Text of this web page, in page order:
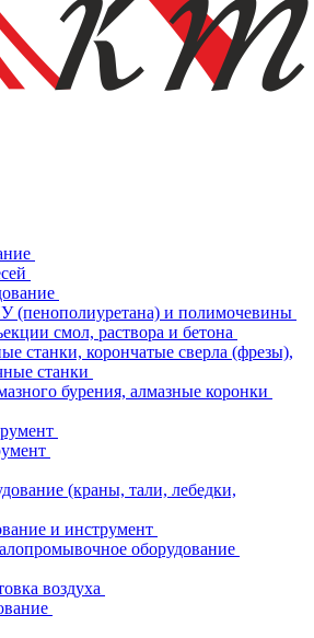
(пенополиуретана) и полимочевины
смол, раствора и бетона
станки, корончатые сверла (фрезы),
станки
бурения, алмазные коронки
(краны, тали, лебедки,
и инструмент
оборудование
воздуха